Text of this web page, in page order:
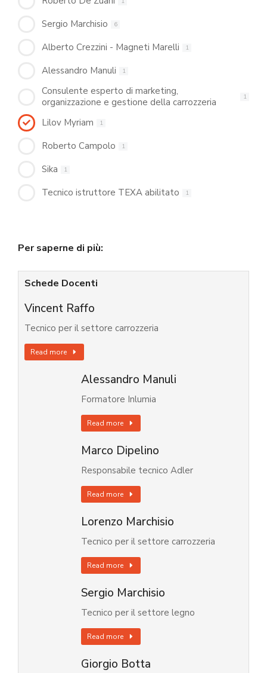
Sergio Marchisio 6
Alberto Crezzini - Magneti Marelli 1
Alessandro Manuli 1
Consulente esperto di marketing,
organizzazione e gestione della carrozzeria
1
Lilov Myriam 1
Roberto Campolo 1
Sika 1
Tecnico istruttore TEXA abilitato 1
Per saperne di più:
Schede Docenti
Vincent Raffo
Tecnico per il settore carrozzeria
Read more
Alessandro Manuli
Formatore Inlumia
Read more
Marco Dipelino
Responsabile tecnico Adler
Read more
Lorenzo Marchisio
Tecnico per il settore carrozzeria
Read more
Sergio Marchisio
Tecnico per il settore legno
Read more
Giorgio Botta